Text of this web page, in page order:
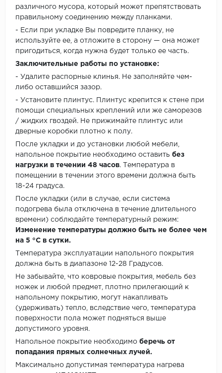
различного мусора, который может препятствовать
правильному соединению между планками.
- Если при укладке Вы повредите планку, не
используйте ее, а отложите в сторону — она может
пригодиться, когда нужна будет только ее часть.
Заключительные работы по установке:
- Удалите распорные клинья. Не заполняйте чем-
либо оставшийся зазор.
- Установите плинтус. Плинтус крепится к стене при
помощи специальных креплений или же саморезов
/ жидких гвоздей. Не прижимайте плинтус или
дверные коробки плотно к полу.
После укладки и до установки любой мебели,
напольное покрытие необходимо оставить без
нагрузки в течении 48 часов. Температура в
помещении в течении этого времени должна быть
18-24 градуса.
После укладки (или в случае, если система
подогрева была отключена в течение длительного
времени) соблюдайте температурный режим:
Изменение температуры должно быть не более чем
на 5 °C в сутки.
Температура эксплуатации напольного покрытия
должна быть в диапазоне 12-28 Градусов.
Не забывайте, что ковровые покрытия, мебель без
ножек и любой предмет, плотно прилегающий к
напольному покрытию, могут накапливать
(удерживать) тепло, вследствие чего, температура
поверхности пола может подняться выше
допустимого уровня.
Напольное покрытие необходимо беречь от
попадания прямых солнечных лучей.
Максимально допустимая температура нагрева